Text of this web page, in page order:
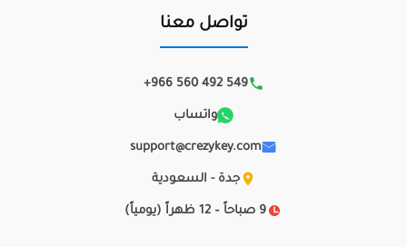
تواصل معنا
+966 560 492 549
واتساب
support@crezykey.com
جدة - السعودية
9 صباحاً – 12 ظهراً (يومياً)